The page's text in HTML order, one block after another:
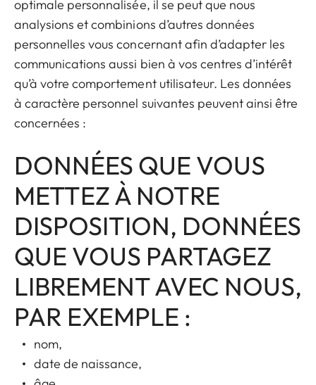
optimale personnalisée, il se peut que nous
analysions et combinions d’autres données
personnelles vous concernant afin d’adapter les
communications aussi bien à vos centres d’intérêt
qu’à votre comportement utilisateur. Les données
à caractère personnel suivantes peuvent ainsi être
concernées :
DONNÉES QUE VOUS
METTEZ À NOTRE
DISPOSITION, DONNÉES
QUE VOUS PARTAGEZ
LIBREMENT AVEC NOUS,
PAR EXEMPLE :
nom,
date de naissance,